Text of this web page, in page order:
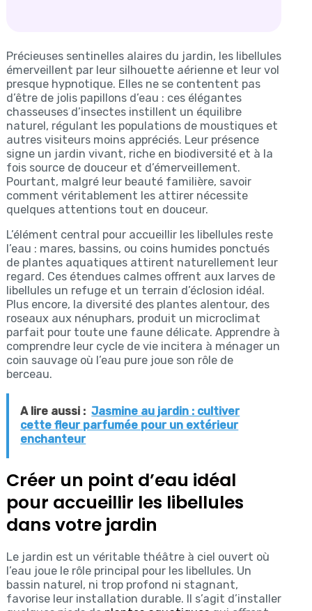
Précieuses sentinelles alaires du jardin, les libellules
émerveillent par leur silhouette aérienne et leur vol
presque hypnotique. Elles ne se contentent pas
d’être de jolis papillons d’eau : ces élégantes
chasseuses d’insectes instillent un équilibre
naturel, régulant les populations de moustiques et
autres visiteurs moins appréciés. Leur présence
signe un jardin vivant, riche en biodiversité et à la
fois source de douceur et d’émerveillement.
Pourtant, malgré leur beauté familière, savoir
comment véritablement les attirer nécessite
quelques attentions tout en douceur.
L’élément central pour accueillir les libellules reste
l’eau : mares, bassins, ou coins humides ponctués
de plantes aquatiques attirent naturellement leur
regard. Ces étendues calmes offrent aux larves de
libellules un refuge et un terrain d’éclosion idéal.
Plus encore, la diversité des plantes alentour, des
roseaux aux nénuphars, produit un microclimat
parfait pour toute une faune délicate. Apprendre à
comprendre leur cycle de vie incitera à ménager un
coin sauvage où l’eau pure joue son rôle de
berceau.
A lire aussi : Jasmine au jardin : cultiver
cette fleur parfumée pour un extérieur
enchanteur
Créer un point d’eau idéal
pour accueillir les libellules
dans votre jardin
Le jardin est un véritable théâtre à ciel ouvert où
l’eau joue le rôle principal pour les libellules. Un
bassin naturel, ni trop profond ni stagnant,
favorise leur installation durable. Il s’agit d’installer